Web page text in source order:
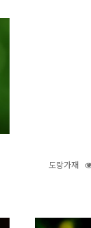
도랑가재